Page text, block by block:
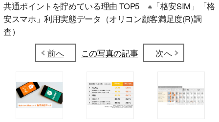
共通ポイントを貯めている理由 TOP5 ※「格安SIM」「格
安スマホ」利用実態データ（オリコン顧客満足度(R)調
査）
前へ
この写真の記事 次へ